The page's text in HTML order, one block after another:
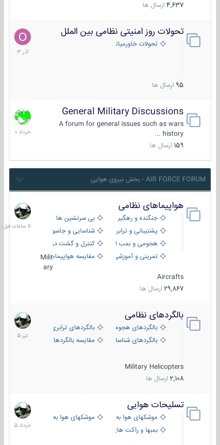
4,637 ارسال ها
تحولات روز امنیتی نظامی بین الملل
تحولات خاورمیانه
95 ارسال ها
21
آذر
1403
General Military Discussions
A forum for general issues such as wars
history ...
159 ارسال ها
10
خرداد
1400
AIR FORCE FORUM - بخش نیروی هوایی
هواپیماهای نظامی
جنگنده و رهگیر
بی سرنشین ها
پشتیبانی و ترابری
شناسایی و جاسوسی
هجومی و بمب افکن
کنترل و گشت دریایی
تمرینی و آموزشی
مقایسه هواپیماهاMilit
ary
Aircrafts
29,867 ارسال ها
7
ساعات
قبل
بالگردهای نظامی
بالگردهای هجومی
بالگردهای ترابری
بالگردهای شناسایی
مقایسه بالگردها
Military Helicopters
2,108 ارسال ها
22
تیر
1405
تسلیحات هوایی
موشکهای هوا به هوا
موشکهای هوا به سطح
بمبها و راکت های هوایی
30
خرداد
1405